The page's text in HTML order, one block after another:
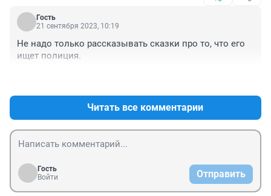
Гость
21 сентября 2023, 10:19
Не надо только рассказывать сказки про то, что его
ищет полиция.
Читать все комментарии
Гость
Войти
Отправить